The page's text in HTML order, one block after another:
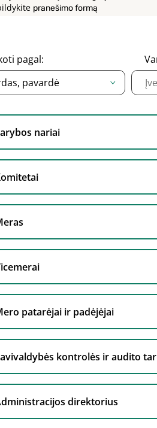
pranešimo formą
pagal:
pavardė
nariai
patarėjai ir padėjėjai
kontrolės ir audito
direktorius